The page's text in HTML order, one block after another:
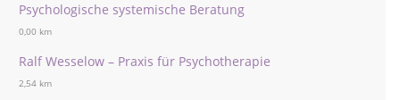
Psychologische systemische Beratung
0,00 km
Ralf Wesselow – Praxis für Psychotherapie
2,54 km